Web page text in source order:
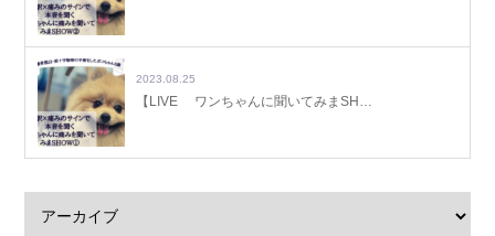
2023.08.25
【LIVE ワンちゃんに聞いてみまSH…